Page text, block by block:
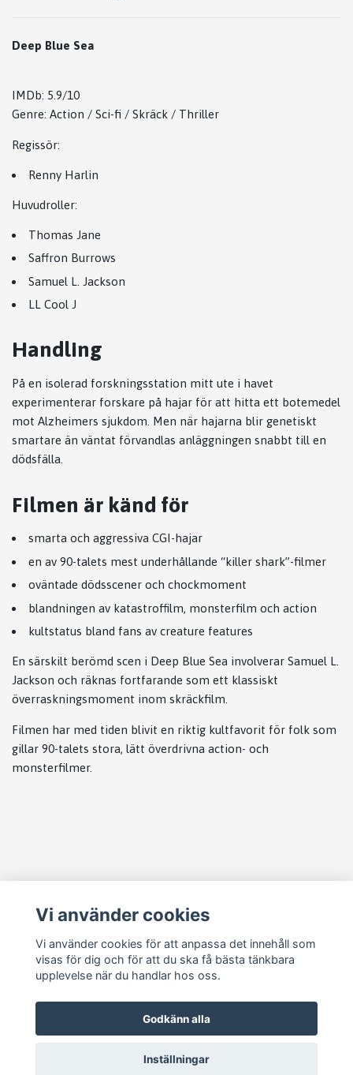
Deep Blue Sea
IMDb: 5.9/10
Genre: Action / Sci-fi / Skräck / Thriller
Regissör:
Renny Harlin
Huvudroller:
Thomas Jane
Saffron Burrows
Samuel L. Jackson
LL Cool J
Handling
På en isolerad forskningsstation mitt ute i havet
experimenterar forskare på hajar för att hitta ett botemedel
mot Alzheimers sjukdom. Men när hajarna blir genetiskt
smartare än väntat förvandlas anläggningen snabbt till en
dödsfälla.
Filmen är känd för
smarta och aggressiva CGI-hajar
en av 90-talets mest underhållande “killer shark”-filmer
oväntade dödsscener och chockmoment
blandningen av katastroffilm, monsterfilm och action
kultstatus bland fans av creature features
En särskilt berömd scen i Deep Blue Sea involverar Samuel L.
Jackson och räknas fortfarande som ett klassiskt
överraskningsmoment inom skräckfilm.
Filmen har med tiden blivit en riktig kultfavorit för folk som
gillar 90-talets stora, lätt överdrivna action- och
monsterfilmer.
Läs mer
Köpvillkor
Kontakt
Cookie Concent
Vi använder cookies
Vi använder cookies för att anpassa det innehåll som
visas för dig och för att du ska få bästa tänkbara
upplevelse när du handlar hos oss.
Godkänn alla
Inställningar